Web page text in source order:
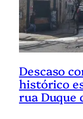
Descaso
histórico
rua Duque